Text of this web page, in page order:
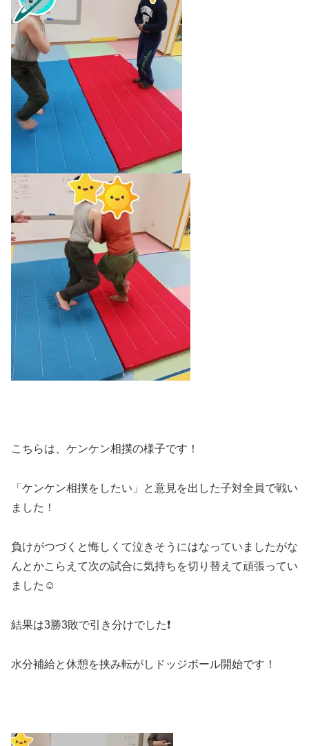
こちらは、ケンケン相撲の様子です！
「ケンケン相撲をしたい」と意見を出した子対全員で戦い
ました！
負けがつづくと悔しくて泣きそうにはなっていましたがな
んとかこらえて次の試合に気持ちを切り替えて頑張ってい
ました☺️
結果は3勝3敗で引き分けでした❗
水分補給と休憩を挟み転がしドッジボール開始です！